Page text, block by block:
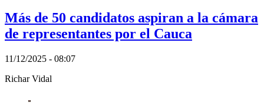
Más de 50 candidatos aspiran a la cámara
de representantes por el Cauca
11/12/2025 - 08:07
Richar Vidal